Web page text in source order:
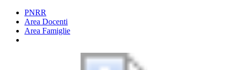
PNRR
Area Docenti
Area Famiglie